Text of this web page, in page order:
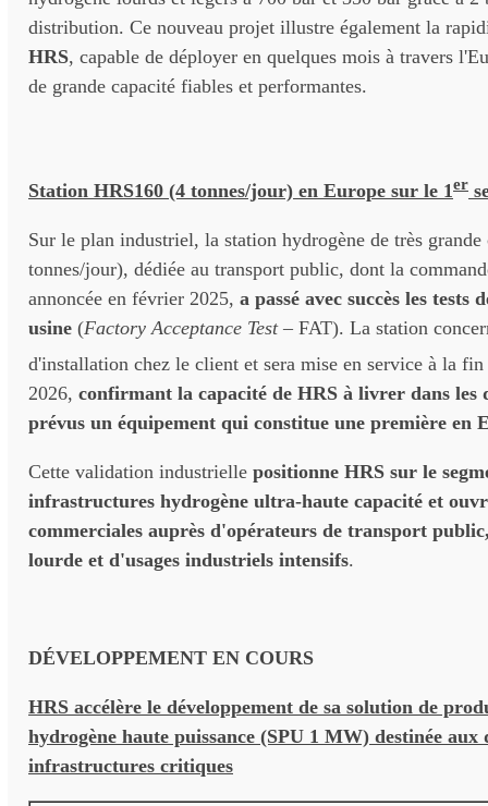
distribution. Ce nouveau projet illustre également la
HRS, capable de déployer en quelques mois à travers
de grande capacité fiables et performantes.
Station HRS160 (4 tonnes/jour) en Europe sur le 1er
Sur le plan industriel, la station hydrogène de très grande
tonnes/jour), dédiée au transport public, dont la
annoncée en février 2025, a passé avec succès les tests
usine (Factory Acceptance Test– FAT). La station
d'installation chez le client et sera mise en service à la
2026, confirmant la capacité de HRS à livrer dans les
prévus un équipement qui constitue une première en
Cette validation industrielle positionne HRS sur le
infrastructures hydrogène ultra-haute capacité et
commerciales auprès d'opérateurs de transport
lourde et d'usages industriels intensifs.
DÉVELOPPEMENT EN COURS
HRS accélère le développement de sa solution de
hydrogène haute puissance (SPU 1 MW) destinée aux
infrastructures critiques